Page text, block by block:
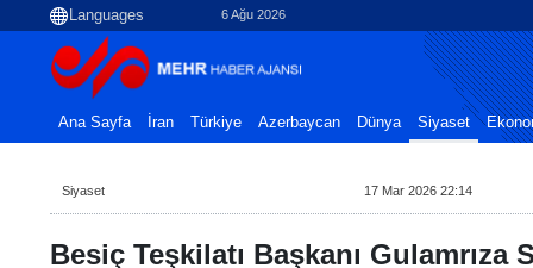
6 Ağu 2026
Ana Sayfa İran Türkiye Azerbaycan Dünya Siyaset
Siyaset 17 Mar 2026 22:14
Besiç Teşkilatı Başkanı Gulamrıza